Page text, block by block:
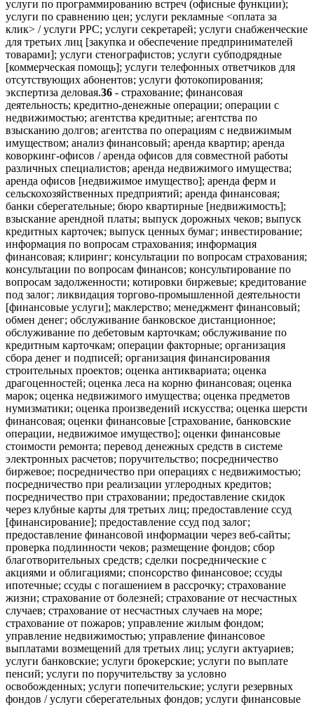
услуги по программированию встреч (офисные функции);
услуги по сравнению цен; услуги рекламные <оплата за
клик> / услуги РРС; услуги секретарей; услуги снабженческие
для третьих лиц [закупка и обеспечение предпринимателей
товарами]; услуги стенографистов; услуги субподрядные
[коммерческая помощь]; услуги телефонных ответчиков для
отсутствующих абонентов; услуги фотокопирования;
экспертиза деловая.36 - страхование; финансовая
деятельность; кредитно-денежные операции; операции с
недвижимостью; агентства кредитные; агентства по
взысканию долгов; агентства по операциям с недвижимым
имуществом; анализ финансовый; аренда квартир; аренда
коворкинг-офисов / аренда офисов для совместной работы
различных специалистов; аренда недвижимого имущества;
аренда офисов [недвижимое имущество]; аренда ферм и
сельскохозяйственных предприятий; аренда финансовая;
банки сберегательные; бюро квартирные [недвижимость];
взыскание арендной платы; выпуск дорожных чеков; выпуск
кредитных карточек; выпуск ценных бумаг; инвестирование;
информация по вопросам страхования; информация
финансовая; клиринг; консультации по вопросам страхования;
консультации по вопросам финансов; консультирование по
вопросам задолженности; котировки биржевые; кредитование
под залог; ликвидация торгово-промышленной деятельности
[финансовые услуги]; маклерство; менеджмент финансовый;
обмен денег; обслуживание банковское дистанционное;
обслуживание по дебетовым карточкам; обслуживание по
кредитным карточкам; операции факторные; организация
сбора денег и подписей; организация финансирования
строительных проектов; оценка антиквариата; оценка
драгоценностей; оценка леса на корню финансовая; оценка
марок; оценка недвижимого имущества; оценка предметов
нумизматики; оценка произведений искусства; оценка шерсти
финансовая; оценки финансовые [страхование, банковские
операции, недвижимое имущество]; оценки финансовые
стоимости ремонта; перевод денежных средств в системе
электронных расчетов; поручительство; посредничество
биржевое; посредничество при операциях с недвижимостью;
посредничество при реализации углеродных кредитов;
посредничество при страховании; предоставление скидок
через клубные карты для третьих лиц; предоставление ссуд
[финансирование]; предоставление ссуд под залог;
предоставление финансовой информации через веб-сайты;
проверка подлинности чеков; размещение фондов; сбор
благотворительных средств; сделки посреднические с
акциями и облигациями; спонсорство финансовое; ссуды
ипотечные; ссуды с погашением в рассрочку; страхование
жизни; страхование от болезней; страхование от несчастных
случаев; страхование от несчастных случаев на море;
страхование от пожаров; управление жилым фондом;
управление недвижимостью; управление финансовое
выплатами возмещений для третьих лиц; услуги актуариев;
услуги банковские; услуги брокерские; услуги по выплате
пенсий; услуги по поручительству за условно
освобожденных; услуги попечительские; услуги резервных
фондов / услуги сберегательных фондов; услуги финансовые